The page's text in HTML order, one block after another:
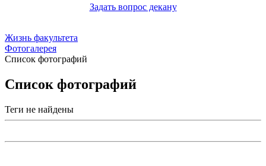
Задать вопрос декану
Жизнь факультета
Фотогалерея
Список фотографий
Список фотографий
Теги не найдены